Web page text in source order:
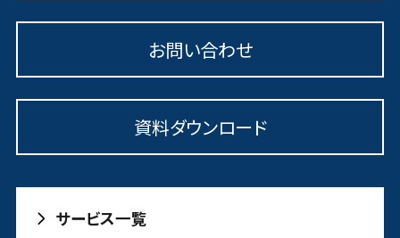
お問い合わせ
資料ダウンロード
サービス一覧